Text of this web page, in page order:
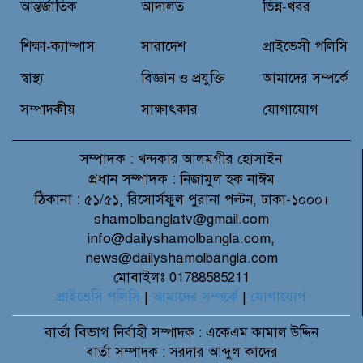
প্রান্তিক শহরে উন্নত আল্ট্রাসাউন্ড প্রযুক্তি
নিয়ে উইপ্রো জিই হেলথকেয়ারের
আন্তর্জাতিক
আদালত
ভিন্ন-খবর
শিক্ষা-ক্যাম্পাস
স্বাস্থ্য
সম্পাদকীয়
সারাদেশ
বিজ্ঞান ও প্রযুক্তি
সাক্ষাৎকার
প্রাইভেসী পলিসি
আমাদের সম্পর্কে
যোগাযোগ
সম্পাদক : খন্দকার আলমগীর হোসাইন
প্রধান সম্পাদক : নিজামুল হক নাঈম
ঠিকানা : ৫১/৫১, রিসোর্সফুল পুরানা পল্টন, ঢাকা-১০০০।
shamolbanglatv@gmail.com
info@dailyshamolbangla.com,
news@dailyshamolbangla.com
মোবাইলঃ 01788585211
প্রাইভেসি পলিসি | আমাদের সম্পর্কে | যোগাযোগ
বার্তা বিভাগনির্বাহী সম্পাদক : একেএম কামাল উদ্দিন
বার্তা সম্পাদক : সরদার আব্দুল কাদের